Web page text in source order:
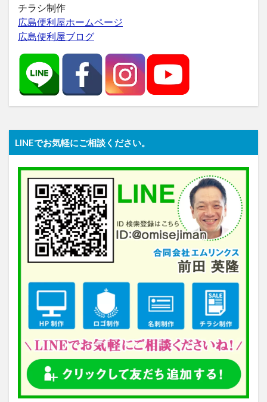
チラシ制作
広島便利屋ホームページ
広島便利屋ブログ
LINEでお気軽にご相談ください。